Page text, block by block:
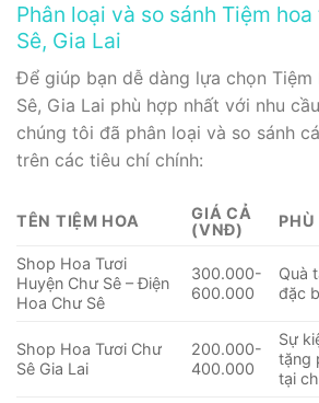
Phân loại và so sánh Tiệm
Sê, Gia Lai
Để giúp bạn dễ dàng lựa chọn Tiệm
Sê, Gia Lai phù hợp nhất với nhu
chúng tôi đã phân loại và so sánh
trên các tiêu chí chính:
TÊN TIỆM HOA
GIÁ CẢ
(VNĐ)
PHÙ
Shop Hoa Tươi
Huyện Chư Sê – Điện
Hoa Chư Sê
300.000-
600.000
Quà
đặc
Shop Hoa Tươi Chư
Sê Gia Lai
200.000-
400.000
Sự
tặng
tại